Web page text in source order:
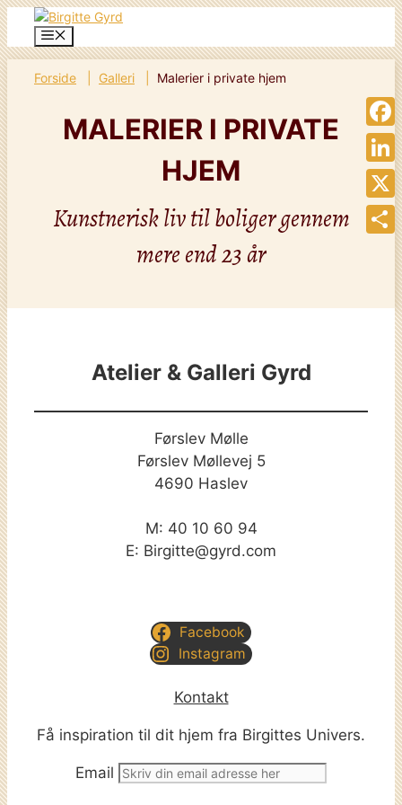
Skip
to
content
Forside Galleri Malerier i private hjem
MALERIER I PRIVATE
HJEM
Kunstnerisk liv til boliger gennem
mere end 23 år
Atelier & Galleri Gyrd
Førslev Mølle
Førslev Møllevej 5
4690 Haslev
M: 40 10 60 94
E: Birgitte@gyrd.com
Facebook
Instagram
Kontakt
Få inspiration til dit hjem fra Birgittes Univers.
Email
X